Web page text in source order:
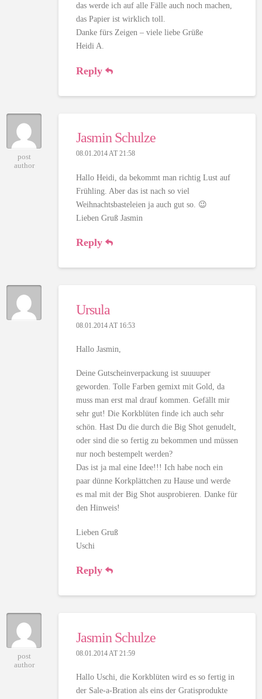
das werde ich auf alle Fälle auch noch machen,
das Papier ist wirklich toll.
Danke fürs Zeigen – viele liebe Grüße
Heidi A.
Reply
post
author
Jasmin Schulze
08.01.2014 AT 21:58
Hallo Heidi, da bekommt man richtig Lust auf
Frühling. Aber das ist nach so viel
Weihnachtsbasteleien ja auch gut so. 😉
Lieben Gruß Jasmin
Reply
Ursula
08.01.2014 AT 16:53
Hallo Jasmin,
Deine Gutscheinverpackung ist suuuuper
geworden. Tolle Farben gemixt mit Gold, da
muss man erst mal drauf kommen. Gefällt mir
sehr gut! Die Korkblüten finde ich auch sehr
schön. Hast Du die durch die Big Shot genudelt,
oder sind die so fertig zu bekommen und müssen
nur noch bestempelt werden?
Das ist ja mal eine Idee!!! Ich habe noch ein
paar dünne Korkplättchen zu Hause und werde
es mal mit der Big Shot ausprobieren. Danke für
den Hinweis!
Lieben Gruß
Uschi
Reply
post
author
Jasmin Schulze
08.01.2014 AT 21:59
Hallo Uschi, die Korkblüten wird es so fertig in
der Sale-a-Bration als eins der Gratisprodukte